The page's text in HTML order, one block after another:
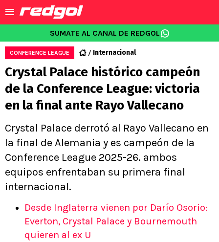
SUMATE AL CANAL DE REDGOL
CONFERENCE LEAGUE Internacional
Crystal Palace histórico campeón
de la Conference League: victoria
en la final ante Rayo Vallecano
Crystal Palace derrotó al Rayo Vallecano en
la final de Alemania y es campeón de la
Conference League 2025-26. ambos
equipos enfrentaban su primera final
internacional.
Desde Inglaterra vienen por Darío Osorio:
Everton, Crystal Palace y Bournemouth
quieren al ex U